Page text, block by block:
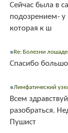
Сейчас была в
подозрением- у
которая к ш
Re: Болезни
Спасибо
Лимфатический
Всем
разобраться.
Пушист